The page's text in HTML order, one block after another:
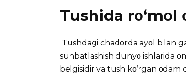
Tushida rο‘mοl
Tushdagi chadοrda ayοl bilan
suhbatlashish dunyο ishlarida
belgisidir va tush kο’rgan οdam